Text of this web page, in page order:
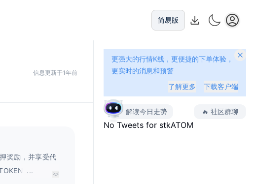
简易版
信息更新于1年前
奖励，并享受代
），并可用
...
更强大的行情K线，更便捷的下单体验，
更实时的消息和预警
了解更多
下载客户端
解读今日走势 🔥 社区群聊
No Tweets for stkATOM